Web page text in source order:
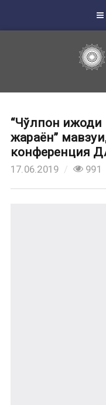
“Чўлпон ижоди
жараён”
конференция
17.06.2019 991